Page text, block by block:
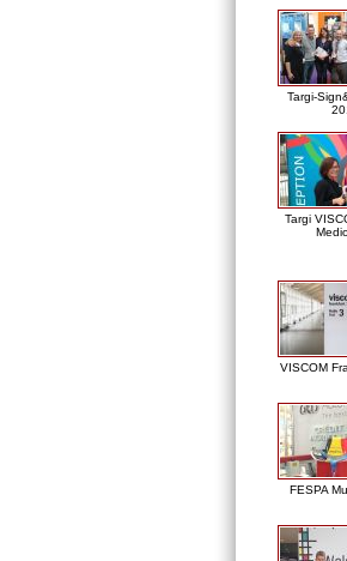
Targi-
Targi
VISCOM
FESPA